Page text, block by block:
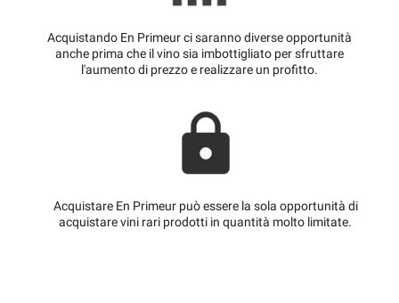
Acquistando En Primeur ci saranno diverse opportunità
anche prima che il vino sia imbottigliato per sfruttare
l'aumento di prezzo e realizzare un profitto.
Acquistare En Primeur può essere la sola opportunità di
acquistare vini rari prodotti in quantità molto limitate.